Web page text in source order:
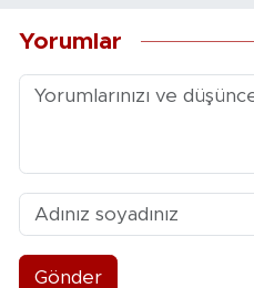
Yorumlar
Gönder